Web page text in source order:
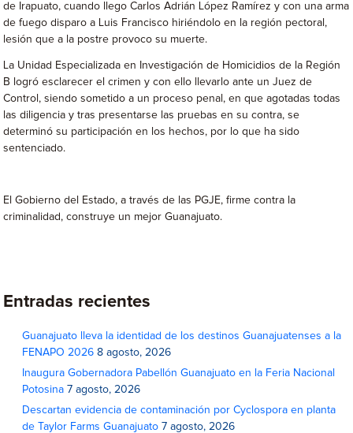
de Irapuato, cuando llego Carlos Adrián López Ramírez y con una arma
de fuego disparo a Luis Francisco hiriéndolo en la región pectoral,
lesión que a la postre provoco su muerte.
La Unidad Especializada en Investigación de Homicidios de la Región
B logró esclarecer el crimen y con ello llevarlo ante un Juez de
Control, siendo sometido a un proceso penal, en que agotadas todas
las diligencia y tras presentarse las pruebas en su contra, se
determinó su participación en los hechos, por lo que ha sido
sentenciado.
El Gobierno del Estado, a través de las PGJE, firme contra la
criminalidad, construye un mejor Guanajuato.
Entradas recientes
Guanajuato lleva la identidad de los destinos Guanajuatenses a la
FENAPO 2026 8 agosto, 2026
Inaugura Gobernadora Pabellón Guanajuato en la Feria Nacional
Potosina 7 agosto, 2026
Descartan evidencia de contaminación por Cyclospora en planta
de Taylor Farms Guanajuato 7 agosto, 2026